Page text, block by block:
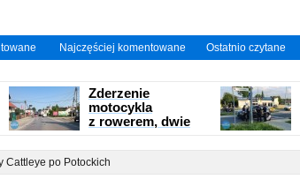
Najczęściej komentowane Ostatnio czytane
Zderzenie
motocykla
z rowerem, dwie
Cattleye po Potockich